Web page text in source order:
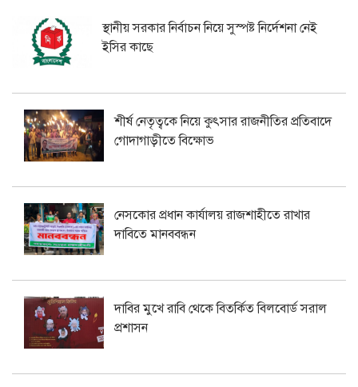
স্থানীয় সরকার নির্বাচন নিয়ে সুস্পষ্ট নির্দেশনা নেই
ইসির কাছে
শীর্ষ নেতৃত্বকে নিয়ে কুৎসার রাজনীতির প্রতিবাদে
গোদাগাড়ীতে বিক্ষোভ
নেসকোর প্রধান কার্যালয় রাজশাহীতে রাখার
দাবিতে মানববন্ধন
দাবির মুখে রাবি থেকে বিতর্কিত বিলবোর্ড সরাল
প্রশাসন